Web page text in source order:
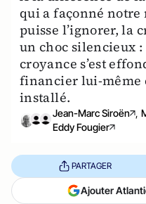
qui a façonné notre
puisse l’ignorer, la
un choc silencieux :
croyance s’est
financier lui-même
installé.
Jean-Marc Siroën ,
Eddy Fougier
PARTAGER
Ajouter